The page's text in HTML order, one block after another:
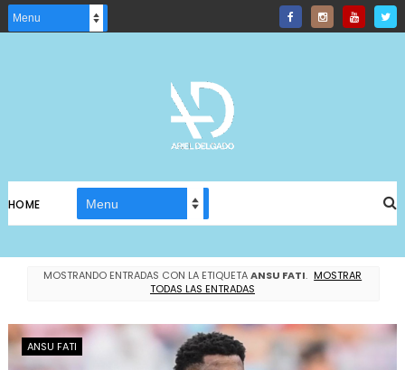
HOME
MOSTRANDO ENTRADAS CON LA ETIQUETAANSU FATI. MOSTRAR
TODAS LAS ENTRADAS
ANSU FATI